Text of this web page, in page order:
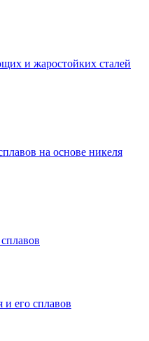
и жаростойких сталей
на основе никеля
его сплавов